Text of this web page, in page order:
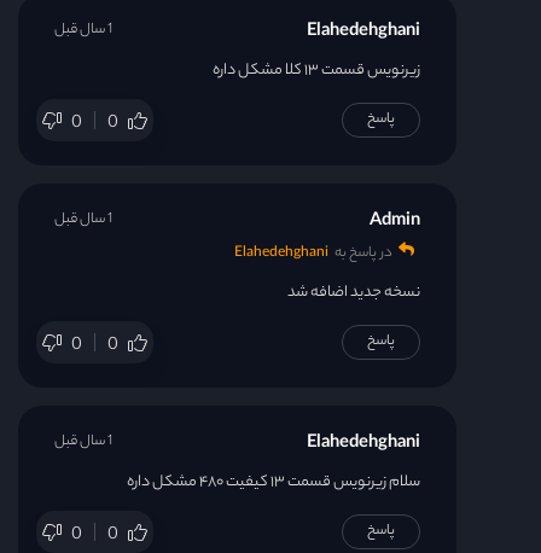
Elahedehghani
زیرنویس قسمت ۱۳ کلا مشکل داره
0 0
1 سال قبل
پاسخ
Admin
در پاسخ به Elahedehghani
نسخه جدید اضافه شد
0 0
1 سال قبل
پاسخ
Elahedehghani
سلام زیرنویس قسمت ۱۳ کیفیت ۴۸۰ مشکل داره
0 0
1 سال قبل
پاسخ